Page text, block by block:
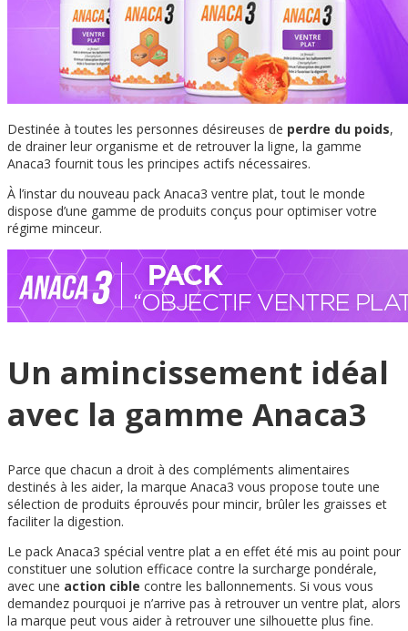
Destinée à toutes les personnes désireuses de perdre du poids,
de drainer leur organisme et de retrouver la ligne, la gamme
Anaca3 fournit tous les principes actifs nécessaires.
À l’instar du nouveau pack Anaca3 ventre plat, tout le monde
dispose d’une gamme de produits conçus pour optimiser votre
régime minceur.
Un amincissement idéal
avec la gamme Anaca3
Parce que chacun a droit à des compléments alimentaires
destinés à les aider, la marque Anaca3 vous propose toute une
sélection de produits éprouvés pour mincir, brûler les graisses et
faciliter la digestion.
Le pack Anaca3 spécial ventre plat a en effet été mis au point pour
constituer une solution efficace contre la surcharge pondérale,
avec une action cible contre les ballonnements. Si vous vous
demandez pourquoi je n’arrive pas à retrouver un ventre plat, alors
la marque peut vous aider à retrouver une silhouette plus fine.